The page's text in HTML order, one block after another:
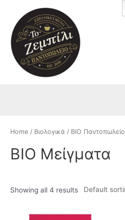
περιεχόμενο
Home / Βιολογικά / BIO Παντοπωλείο
BIO Μείγματα
Showing all 4 results